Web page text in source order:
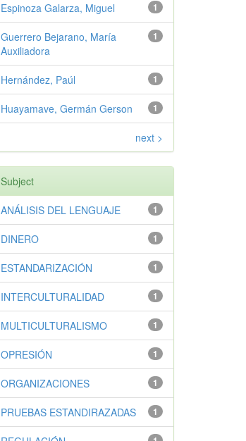
1
Espinoza Galarza, Miguel
1
Guerrero Bejarano, María
Auxiliadora
1
Hernández, Paúl
1
Huayamave, Germán Gerson
next >
Subject
1
ANÁLISIS DEL LENGUAJE
1
DINERO
1
ESTANDARIZACIÓN
1
INTERCULTURALIDAD
1
MULTICULTURALISMO
1
OPRESIÓN
1
ORGANIZACIONES
1
PRUEBAS ESTANDIRAZADAS